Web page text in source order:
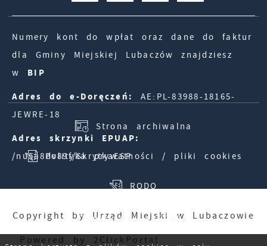
Numery kont do wpłat oraz dane do faktur
dla Gminy Miejskiej Lubaczów znajdziesz
w BIP
Adres do e-Doręczeń:
AE:PL-83988-18165-
JEWRE-18
Adres skrzynki EPUAP:
/nu5a8dv89f/SkrytkaESP
Strona archiwalna
Polityka prywatności / pliki cookies
RODO
Odwiedzin: 4382034
Online: 801
Copyright by Urząd Miejski w Lubaczowie
Powered by 2ClickPortal